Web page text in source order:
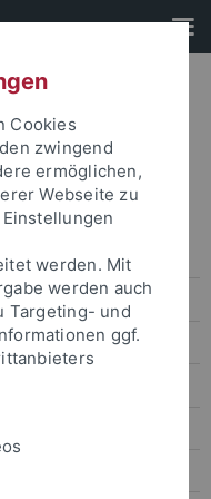
Cookies
zwingend
ermöglichen,
Webseite zu
werden. Mit
werden auch
Targeting- und
ggf.